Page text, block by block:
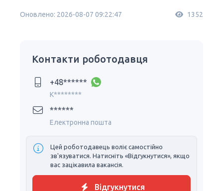
Оновлено: 2026-08-07 09:22:47 1352
Контакти роботодавця
+48******
K********
******
Електронна пошта
Цей роботодавець воліє самостійно
зв'язуватися. Натисніть «Відгукнутися», якщо
вас зацікавила вакансія.
Відгукнутися